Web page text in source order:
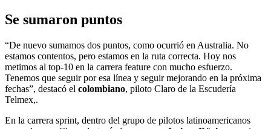
Se sumaron puntos
“De nuevo sumamos dos puntos, como ocurrió en Australia. No
estamos contentos, pero estamos en la ruta correcta. Hoy nos
metimos al top-10 en la carrera feature con mucho esfuerzo.
Tenemos que seguir por esa línea y seguir mejorando en la próxima
fechas”, destacó el colombiano, piloto Claro de la Escudería
Telmex,.
En la carrera sprint, dentro del grupo de pilotos latinoamericanos